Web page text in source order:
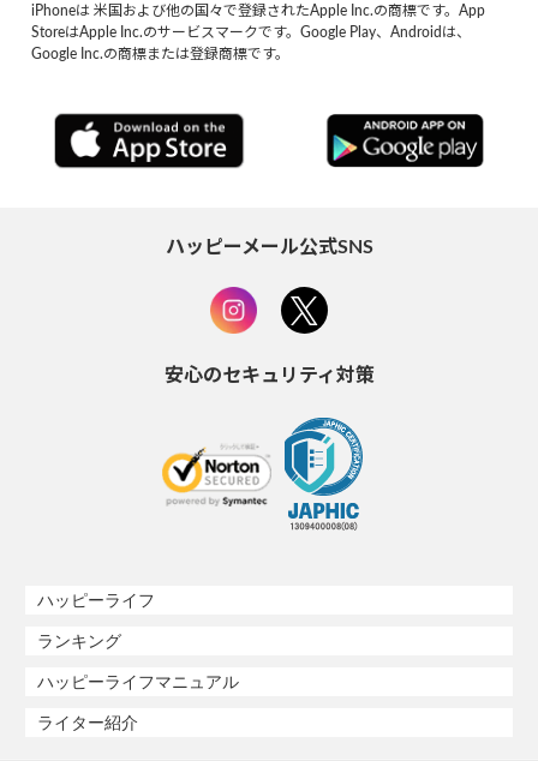
iPhoneは 米国および他の国々で登録されたApple Inc.の商標です。App
StoreはApple Inc.のサービスマークです。Google Play、Androidは、
Google Inc.の商標または登録商標です。
ハッピーメール公式SNS
安心のセキュリティ対策
ハッピーライフ
ランキング
ハッピーライフマニュアル
ライター紹介